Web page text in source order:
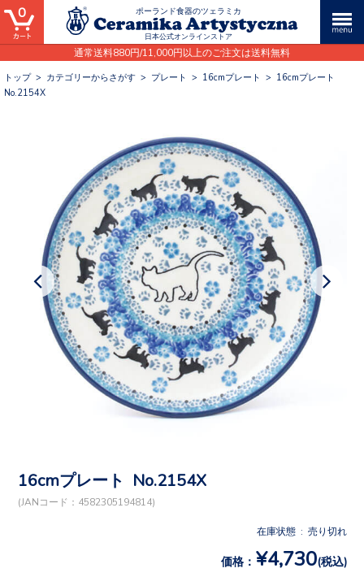
ポーランド食器のツェラミカ
日本公式オンラインストア
通常送料880円/11,000円以上のご注文は送料無料
0
トップ> カテゴリーからさがす > プレート > 16cmプレート > 16cmプレート
No.2154X
16cmプレート No.2154X
(JANコード：4582305194814)
在庫状態 : 売り切れ
価格： ¥4,730(税込)